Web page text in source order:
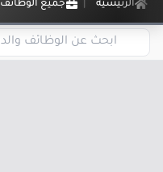
الرئيسية جميع الوظائف